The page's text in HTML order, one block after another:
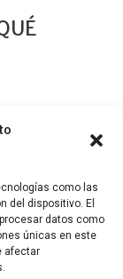
como las
del dispositivo. El
datos como
únicas en este
afectar
Silvia
tuvimos alguna
fallar.